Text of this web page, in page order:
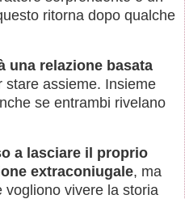
ritorna dopo qualche
una relazione basata
stare assieme. Insieme
se entrambi rivelano
a lasciare il proprio
extraconiugale, ma
vivere la storia